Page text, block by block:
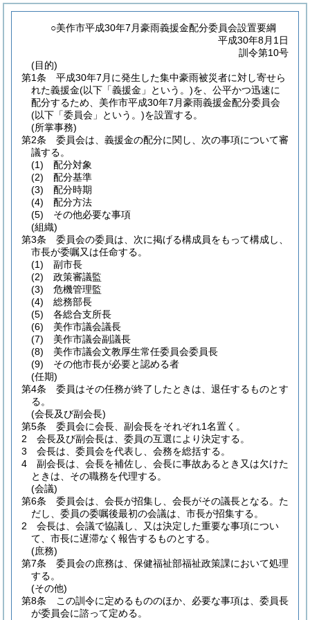
○美作市平成30年7月豪雨義援金配分委員会設置要綱
平成30年8月1日
訓令第10号
(目的)
第1条
平成30年7月に発生した集中豪雨被災者に対し寄せら
れた義援金(以下「義援金」という。)を、公平かつ迅速に
配分するため、美作市平成30年7月豪雨義援金配分委員会
(以下「委員会」という。)を設置する。
(所掌事務)
第2条
委員会は、義援金の配分に関し、次の事項について審
議する。
(1)
配分対象
(2)
配分基準
(3)
配分時期
(4)
配分方法
(5)
その他必要な事項
(組織)
第3条
委員会の委員は、次に掲げる構成員をもって構成し、
市長が委嘱又は任命する。
(1)
副市長
(2)
政策審議監
(3)
危機管理監
(4)
総務部長
(5)
各総合支所長
(6)
美作市議会議長
(7)
美作市議会副議長
(8)
美作市議会文教厚生常任委員会委員長
(9)
その他市長が必要と認める者
(任期)
第4条
委員はその任務が終了したときは、退任するものとす
る。
(会長及び副会長)
第5条
委員会に会長、副会長をそれぞれ1名置く。
2
会長及び副会長は、委員の互選により決定する。
3
会長は、委員会を代表し、会務を総括する。
4
副会長は、会長を補佐し、会長に事故あるとき又は欠けた
ときは、その職務を代理する。
(会議)
第6条
委員会は、会長が招集し、会長がその議長となる。 た
だし、委員の委嘱後最初の会議は、市長が招集する。
2
会長は、会議で協議し、又は決定した重要な事項につい
て、市長に遅滞なく報告するものとする。
(庶務)
第7条
委員会の庶務は、保健福祉部福祉政策課において処理
する。
(その他)
第8条
この訓令に定めるもののほか、必要な事項は、委員長
が委員会に諮って定める。